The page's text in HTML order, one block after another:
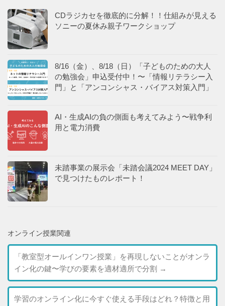
CDラジカセを徹底的に分解！！仕組みが見える
ソニーの夏休み親子ワークショップ
8/16（金）、8/18（日）「子どものための大人
の勉強会」申込受付中！〜「情報リテラシー入
門」と「アンコンシャス・バイアス対策入門」
AI・生成AIの負の側面も考えてみよう〜戦争利
用と電力消費
未踏事業の展示会「未踏会議2024 MEET DAY」
で見つけたものレポート！
オンライン授業関連
「教室型オールインワン授業」を再現しないことがオンラ
イン化の鍵〜学びの要素を適材適所で分割 →
学習のオンライン化に今すぐ使える手段はどれ？特徴と用